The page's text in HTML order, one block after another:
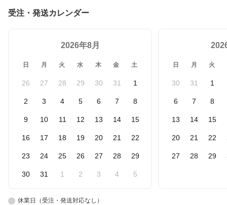
受注・発送カレンダー
2026年8月
日 月 火 水 木 金 土
26 27 28 29 30 31 1
2 3 4 5 6 7 8
9 10 11 12 13 14 15
16 17 18 19 20 21 22
23 24 25 26 27 28 29
30 31 1 2 3 4 5
日 月 火
30 31 1
6 7 8
13 14 15
20 21 22
27 28 29
休業日（受注・発送対応なし）